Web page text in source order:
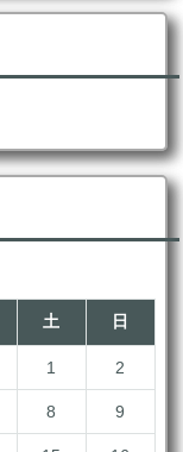
土 日
1 2
8 9